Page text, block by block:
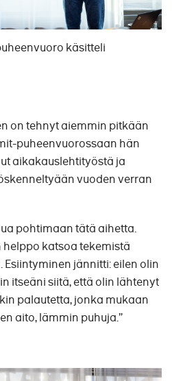
käsitteli
on tehnyt aiemmin pitkään
puheenvuorossaan hän
aikakauslehtityöstä ja
vuoden verran
pohtimaan tätä aihetta.
katsoa tekemistä
jännitti: eilen olin
itseäni siitä, että olin lähtenyt
palautetta, jonka mukaan
aito, lämmin puhuja.”